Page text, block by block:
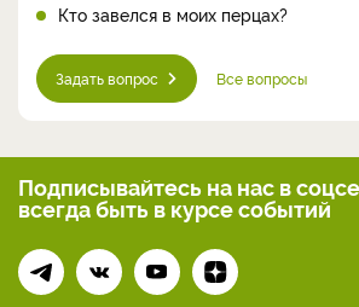
Кто завелся в моих перцах?
Задать вопрос Все вопросы
Подписывайтесь на нас в
всегдабыть в курсе событий